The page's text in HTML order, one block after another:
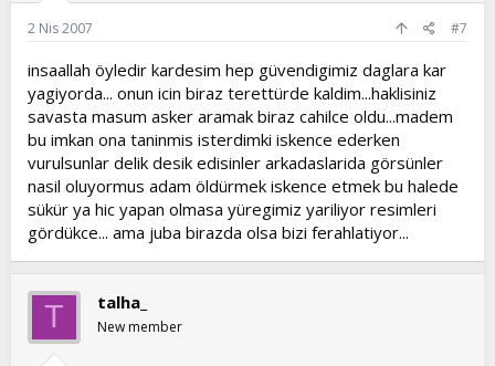
2 Nis 2007 #7
insaallah öyledir kardesim hep güvendigimiz daglara kar
yagiyorda... onun icin biraz terettürde kaldim...haklisiniz
savasta masum asker aramak biraz cahilce oldu...madem
bu imkan ona taninmis isterdimki iskence ederken
vurulsunlar delik desik edisinler arkadaslarida görsünler
nasil oluyormus adam öldürmek iskence etmek bu halede
sükür ya hic yapan olmasa yüregimiz yariliyor resimleri
gördükce... ama juba birazda olsa bizi ferahlatiyor...
T talha_
New member